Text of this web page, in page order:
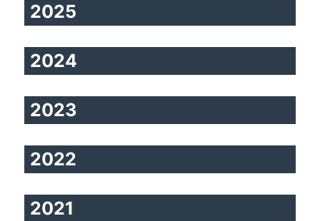
2025
2024
2023
2022
2021